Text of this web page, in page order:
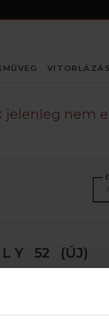
VITORLÁZÁS
jelenleg nem
L Y 52 (ÚJ)